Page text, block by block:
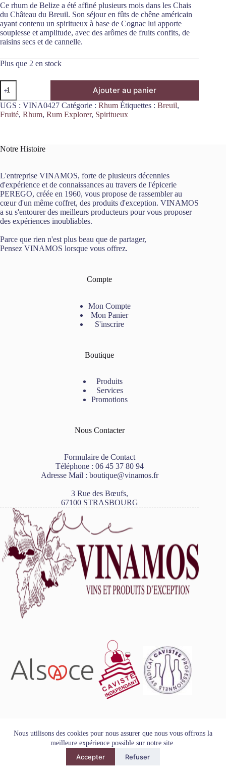
Nous utilisons des cookies pour nous assurer que nous vous offrons la
meilleure expérience possible sur notre site.
Accepter Refuser
Ce rhum de Belize a été affiné plusieurs mois dans les Chais
du Château du Breuil. Son séjour en fûts de chêne américain
ayant contenu un spiritueux à base de Cognac lui apporte
souplesse et amplitude, avec des arômes de fruits confits, de
raisins secs et de cannelle.
Plus que 2 en stock
quantité
de
Rhum
Belize
-
41°
Ajouter au panier
UGS : VINA0427 Catégorie : Rhum Étiquettes : Breuil,
Fruité, Rhum, Rum Explorer, Spiritueux
Notre Histoire
L'entreprise VINAMOS, forte de plusieurs décennies
d'expérience et de connaissances au travers de l'épicerie
PEREGO, créée en 1960, vous propose de rassembler au
cœur d'un même coffret, des produits d'exception. VINAMOS
a su s'entourer des meilleurs producteurs pour vous proposer
des expériences inoubliables.
Parce que rien n'est plus beau que de partager,
Pensez VINAMOS lorsque vous offrez.
Compte
Mon Compte
Mon Panier
S'inscrire
Boutique
Produits
Services
Promotions
Nous Contacter
Formulaire de Contact
Téléphone : 06 45 37 80 94
Adresse Mail : boutique@vinamos.fr
3 Rue des Bœufs,
67100 STRASBOURG
avec modération.
Tous droits réservés - Copyright VINAMOS © 2026
Conditions Générales de Vente